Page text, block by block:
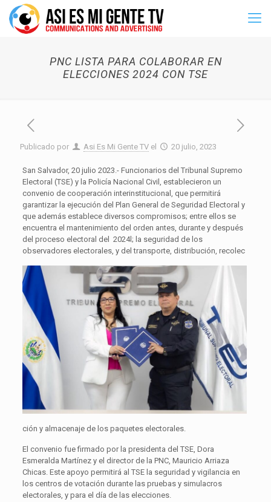
PNC LISTA PARA COLABORAR EN
ELECCIONES 2024 CON TSE
Publicado por Asi Es Mi Gente TV el 20 julio, 2023
San Salvador, 20 julio 2023.- Funcionarios del Tribunal Supremo
Electoral (TSE) y la Policía Nacional Civil, establecieron un
convenio de cooperación interinstitucional, que permitirá
garantizar la ejecución del Plan General de Seguridad Electoral y
que además establece diversos compromisos; entre ellos se
encuentra el mantenimiento del orden antes, durante y después
del proceso electoral del 2024l; la seguridad de los
observadores electorales, y del transporte, distribución, recolec
ción y almacenaje de los paquetes electorales.
El convenio fue firmado por la presidenta del TSE, Dora
Esmeralda Martínez y el director de la PNC, Mauricio Arriaza
Chicas. Este apoyo permitirá al TSE la seguridad y vigilancia en
los centros de votación durante las pruebas y simulacros
electorales, y para el día de las elecciones.